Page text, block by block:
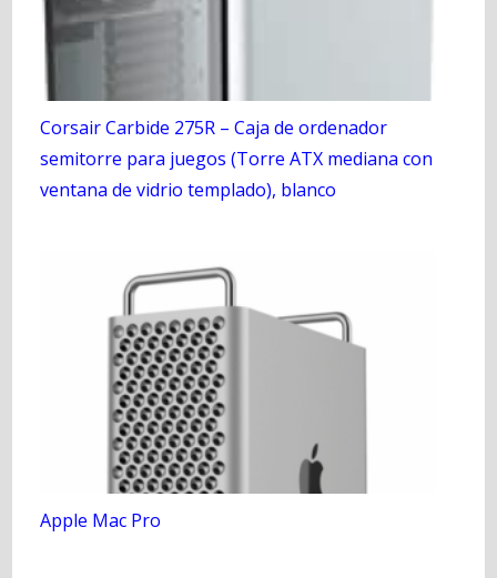
Corsair Carbide 275R – Caja de ordenador
semitorre para juegos (Torre ATX mediana con
ventana de vidrio templado), blanco
Apple Mac Pro